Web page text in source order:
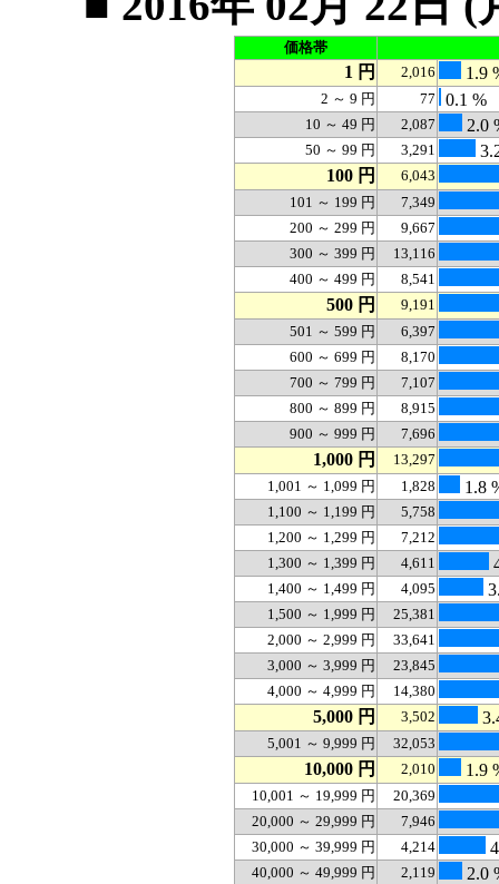
価格帯
1 円 2,016 1.9
2 ～ 9 円 77 0.1 %
10 ～ 49 円 2,087 2.0
50 ～ 99 円 3,291
100 円
6,043
101 ～ 199 円
7,349
200 ～ 299 円
9,667
300 ～ 399 円
13,116
400 ～ 499 円
8,541
500 円
9,191
501 ～ 599 円
6,397
600 ～ 699 円
8,170
700 ～ 799 円
7,107
800 ～ 899 円
8,915
900 ～ 999 円
7,696
1,000 円
13,297
1,001 ～ 1,099 円
1,828 1.8
1,100 ～ 1,199 円
5,758
1,200 ～ 1,299 円
7,212
1,300 ～ 1,399 円
4,611
1,400 ～ 1,499 円 4,095
1,500 ～ 1,999 円
25,381
2,000 ～ 2,999 円
33,641
3,000 ～ 3,999 円
23,845
4,000 ～ 4,999 円
14,380
5,000 円 3,502
5,001 ～ 9,999 円 32,053
10,000 円 2,010 1.9
10,001 ～ 19,999 円
20,369
20,000 ～ 29,999 円
7,946
30,000 ～ 39,999 円
4,214
40,000 ～ 49,999 円 2,119 2.0